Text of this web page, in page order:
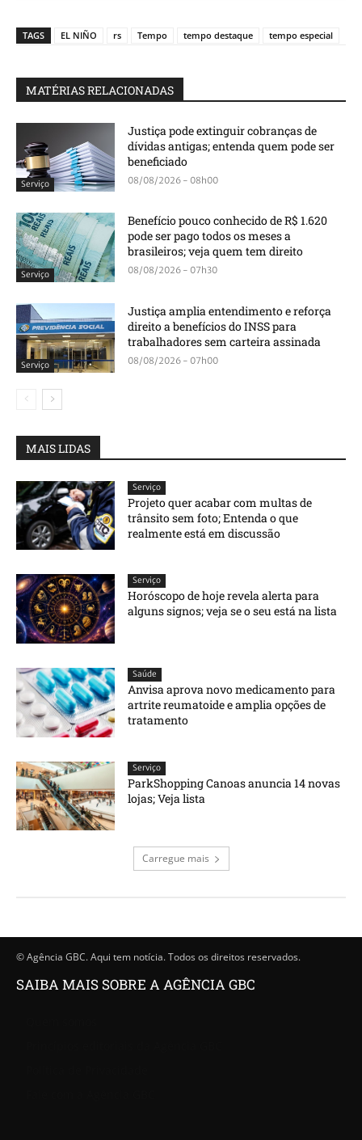
TAGS EL NIÑO rs Tempo tempo destaque tempo especial
MATÉRIAS RELACIONADAS
Serviço
Justiça pode extinguir cobranças de
dívidas antigas; entenda quem pode ser
beneficiado
08/08/2026 - 08h00
Serviço
Benefício pouco conhecido de R$ 1.620
pode ser pago todos os meses a
brasileiros; veja quem tem direito
08/08/2026 - 07h30
Serviço
Justiça amplia entendimento e reforça
direito a benefícios do INSS para
trabalhadores sem carteira assinada
08/08/2026 - 07h00
MAIS LIDAS
Serviço
Projeto quer acabar com multas de
trânsito sem foto; Entenda o que
realmente está em discussão
Serviço
Horóscopo de hoje revela alerta para
alguns signos; veja se o seu está na lista
Saúde
Anvisa aprova novo medicamento para
artrite reumatoide e amplia opções de
tratamento
Serviço
ParkShopping Canoas anuncia 14 novas
lojas; Veja lista
Carregue mais
© Agência GBC. Aqui tem notícia. Todos os direitos reservados.
SAIBA MAIS SOBRE A AGÊNCIA GBC